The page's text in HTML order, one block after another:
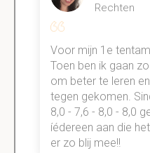
Rechten
Voor mijn 1e
Toen ben ik gaan
om beter te leren
tegen gekomen.
8,0 - 7,6 - 8,0 - 8,0
íédereen aan die
er zo blij mee!!